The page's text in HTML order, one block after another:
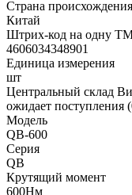
Страна происхождения
Китай
Штрих-код на одну
4606034348901
Единица измерения
шт
Центральный склад
ожидает поступления
Модель
QB-600
Серия
QB
Крутящий момент
600Нм